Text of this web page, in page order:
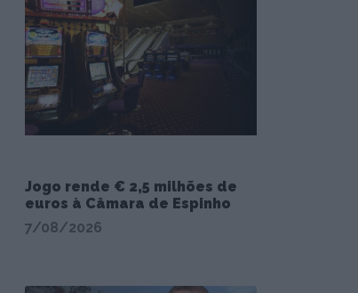
Jogo rende € 2,5 milhões de
euros à Câmara de Espinho
7/08/2026